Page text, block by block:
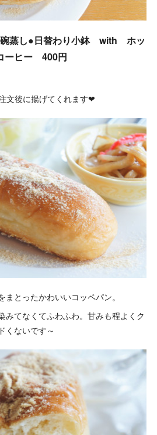
碗蒸し●日替わり小鉢 with ホッ
ーヒー 400円
文後に揚げてくれます❤
まとったかわいいコッペパン。
てなくてふわふわ。甘みも程よくク
ドくないです～